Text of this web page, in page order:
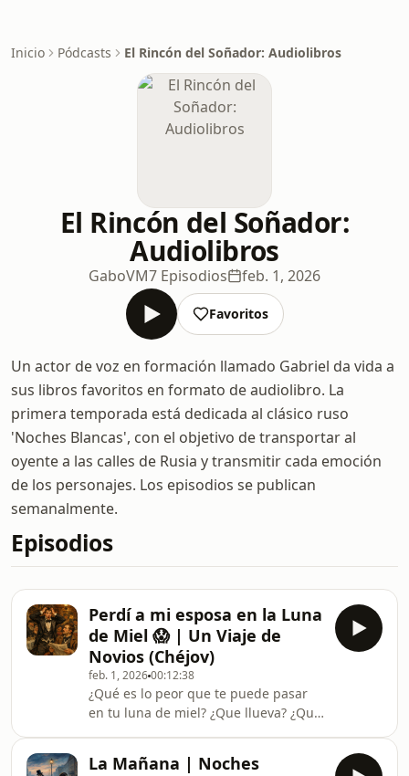
Inicio Pódcasts El Rincón del Soñador: Audiolibros
El Rincón del Soñador:
Audiolibros
GaboVM7 Episodios feb. 1, 2026
Favoritos
Un actor de voz en formación llamado Gabriel da vida a
sus libros favoritos en formato de audiolibro. La
primera temporada está dedicada al clásico ruso
'Noches Blancas', con el objetivo de transportar al
oyente a las calles de Rusia y transmitir cada emoción
de los personajes. Los episodios se publican
semanalmente.
Episodios
Perdí a mi esposa en la Luna
de Miel 😱 | Un Viaje de
Novios (Chéjov)
feb. 1, 202600:12:38
¿Qué es lo peor que te puede pasar
en tu luna de miel? ¿Que llueva? ¿Que
esposa sola con todo el dinero. 💸🚂En
La Mañana | Noches